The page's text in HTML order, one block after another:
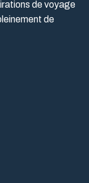
de voyage
de